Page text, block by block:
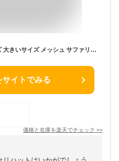
体感 -10℃ コカゲル 帽子 キッズ 大きいサイズ メッシュ サファリハット アドベンチャー 子供 メンズ レディース 近紫外線 洗える あご紐 日よけ 親子 涼しい帽子 通気性 折りたたみ ハット 日焼け アウトドア 海 UVカット ウォーキング
サイトでみる
価格と在庫を楽天でチェック >>